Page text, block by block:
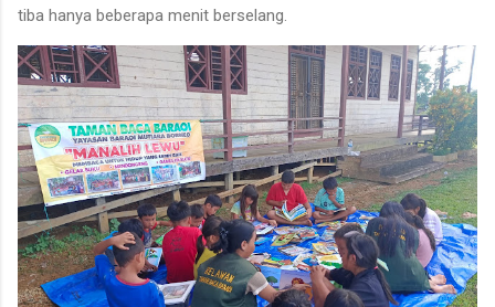
tiba hanya beberapa menit berselang.